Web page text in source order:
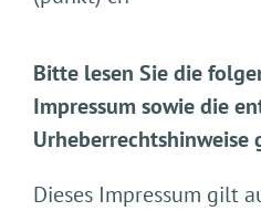
Bitte lesen Sie die
Impressum sowie die
Urheberrechtshinweise
Dieses Impressum gilt